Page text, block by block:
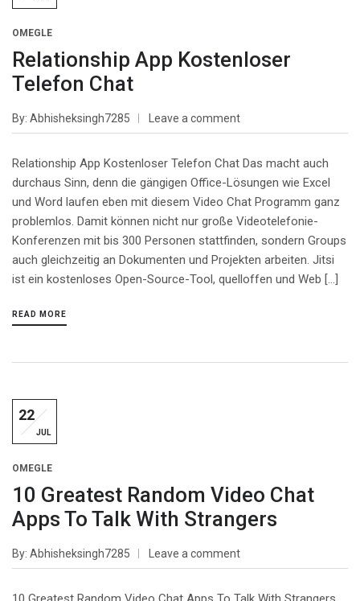
OMEGLE
Relationship App Kostenloser
Telefon Chat
By Abhisheksingh7285 Leave a comment
Relationship App Kostenloser Telefon Chat Das macht auch
durchaus Sinn, denn die gängigen Office-Lösungen wie Excel
und Word laufen eben mit diesem Video Chat Programm ganz
problemlos. Damit können nicht nur große Videotelefonie-
Konferenzen mit bis 300 Personen stattfinden, sondern Groups
auch gleichzeitig an Dokumenten und Projekten arbeiten. Jitsi
ist ein kostenloses Open-Source-Tool, quelloffen und Web […]
READ MORE
22
JUL
OMEGLE
10 Greatest Random Video Chat
Apps To Talk With Strangers
By Abhisheksingh7285 Leave a comment